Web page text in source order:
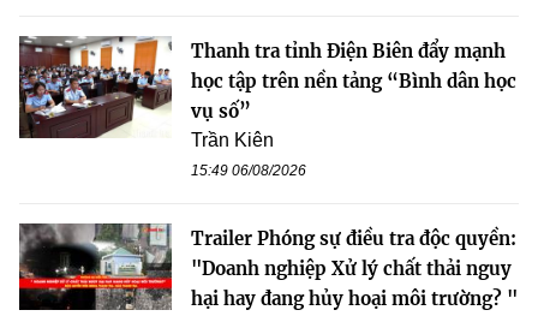
Thanh tra tỉnh Điện Biên đẩy mạnh
học tập trên nền tảng “Bình dân học
vụ số”
Trần Kiên
15:49 06/08/2026
Trailer Phóng sự điều tra độc quyền:
"Doanh nghiệp Xử lý chất thải nguy
hại hay đang hủy hoại môi trường? "